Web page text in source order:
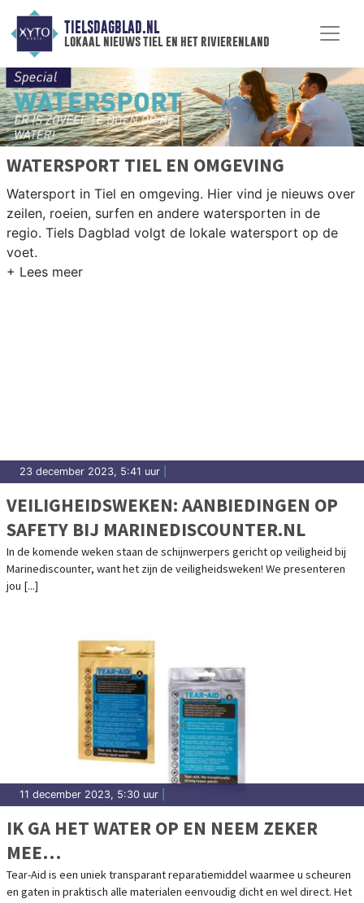
TIELSDAGBLAD.NL
lokaal nieuws tiel en het rivierenland
WATERSPORT TIEL EN OMGEVING
Watersport in Tiel en omgeving. Hier vind je nieuws over
zeilen, roeien, surfen en andere watersporten in de
regio. Tiels Dagblad volgt de lokale watersport op de
voet.
23 december 2023, 5:41 uur
VEILIGHEIDSWEKEN: AANBIEDINGEN OP
SAFETY BIJ MARINEDISCOUNTER.NL
In de komende weken staan de schijnwerpers gericht op veiligheid bij
Marinediscounter, want het zijn de veiligheidsweken! We presenteren
jou [...]
11 december 2023, 5:30 uur
IK GA HET WATER OP EN NEEM ZEKER
MEE…
Tear-Aid is een uniek transparant reparatiemiddel waarmee u scheuren
en gaten in praktisch alle materialen eenvoudig dicht en wel direct. Het